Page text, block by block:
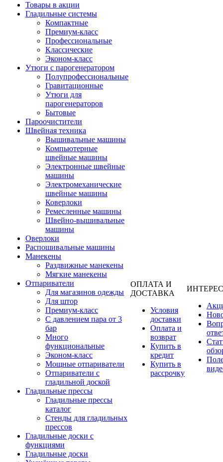
Товары в акции
Гладильные системы
Компактные
Премиум-класс
Профессиональные
Классические
Эконом-класс
Утюги с парогенератором
Полупрофессиональные
Гравитационные
Утюги для
парогенераторов
Бытовые
Пароочистители
Швейная техника
Вышивальные машины
Компьютерные
швейные машины
Электронные швейные
машины
Электромеханические
швейные машины
Коверлоки
Ремесленные машины
Швейно-вышивальные
машины
Оверлоки
Распошивальные машины
Манекены
Раздвижные манекены
Мягкие манекены
Отпариватели
Для магазинов одежды
Для штор
Премиум-класс
С давлением пара от 3
бар
Много
функциональные
Эконом-класс
Мощные отпариватели
Отпариватели с
гладильной доской
Гладильные прессы
Гладильные прессы
каталог
Стенды для гладильных
прессов
Гладильные доски с
функциями
Гладильные доски
ОПЛАТА И
ДОСТАВКА
Условия
доставки
Оплата и
возврат
Купить в
кредит
Купить в
рассрочку